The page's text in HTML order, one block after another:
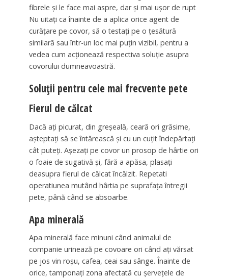
fibrele şi le face mai aspre, dar şi mai uşor de rupt
Nu uitaţi ca înainte de a aplica orice agent de
curăţare pe covor, să o testaţi pe o ţesătură
similară sau într-un loc mai puţin vizibil, pentru a
vedea cum acţionează respectiva soluţie asupra
covorului dumneavoastră.
Soluţii pentru cele mai frecvente pete
Fierul de călcat
Dacă aţi picurat, din greşeală, ceară ori grăsime,
aşteptaţi să se întărească şi cu un cuţit îndepărtaţi
cât puteţi. Aşezaţi pe covor un prosop de hârtie ori
o foaie de sugativă şi, fără a apăsa, plasaţi
deasupra fierul de călcat încălzit. Repetati
operatiunea mutând hârtia pe suprafaţa întregii
pete, până când se absoarbe.
Apa minerală
Apa minerală face minuni când animalul de
companie urinează pe covoare ori când aţi vărsat
pe jos vin roşu, cafea, ceai sau sânge. Înainte de
orice, tamponaţi zona afectată cu şerveţele de